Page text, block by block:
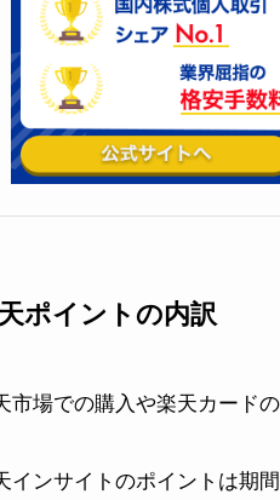
ポイントの内訳
市場での購入や楽天カード
インサイトのポイントは期